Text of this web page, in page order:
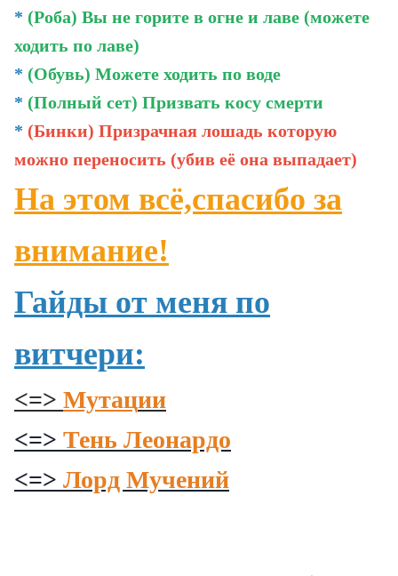
* (Роба) Вы не горите в огне и лаве (можете
ходить по лаве)
* (Обувь) Можете ходить по воде
* (Полный сет) Призвать косу смерти
* (Бинки) Призрачная лошадь которую
можно переносить (убив её она выпадает)
На этом всё,спасибо за
внимание!
Гайды от меня по
витчери:
<=> Мутации
<=> Тень Леонардо
<=> Лорд Мучений